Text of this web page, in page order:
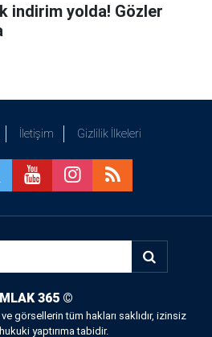
indirim yolda! Gözler
İletişim Gizlilik İlkeleri
365 ©
görsellerin tüm hakları saklıdır, izinsiz
hukuki yaptırıma tabidir.